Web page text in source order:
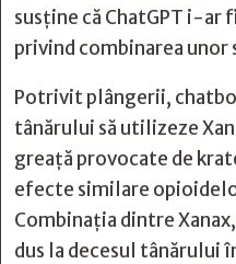
susține că ChatGPT i-
privind combinarea
Potrivit plângerii,
tânărului să utilizeze
greaţă provocate de
efecte similare
Combinaţia dintre
dus la decesul tânărului